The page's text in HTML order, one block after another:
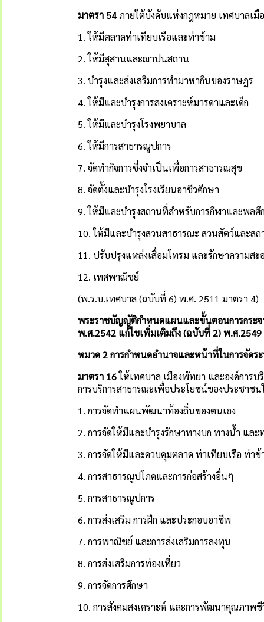
มาตรา 54ภายใต้บังคับแห่งกฎหมาย เทศบาลเมื
1. ให้มีตลาดท่าเทียบเรือและท่าข้าม
2. ให้มีสุสานและฌาปนสถาน
3. บำรุงและส่งเสริมการทำมาหากินของราษฎร
4. ให้มีและบำรุงการสงเคราะห์มารดาและเด็ก
5. ให้มีและบำรุงโรงพยาบาล
6. ให้มีการสาธารณูปการ
7. จัดทำกิจการซึ่งจำเป็นเพื่อการสาธารณสุข
8. จัดตั้งและบำรุงโรงเรียนอาชีวศึกษา
9. ให้มีและบำรุงสถานที่สำหรับการกีฬาและพล
10. ให้มีและบำรุงสวนสาธารณะ สวนสัตว์และ
11. ปรับปรุงแหล่งเสื่อมโทรม และรักษาความส
12. เทศพาณิชย์
(พ.ร.บ.เทศบาล (ฉบับที่ 6) พ.ศ. 2511 มาตรา 4)
พระราชบัญญัติกำหนดแผนและขั้นตอนการกระจ
พ.ศ.2542 แก้ไขเพิ่มเติมถึง(ฉบับที่2)พ.ศ.2549
หมวด2การกำหนดอำนาจและหน้าที่ในการจัดร
มาตรา 16ให้เทศบาล เมืองพัทยา และองค์การ
การบริการสาธารณะเพื่อประโยชน์ของประชาช
1. การจัดทำแผนพัฒนาท้องถิ่นของตนเอง
2. การจัดให้มีและบำรุงรักษาทางบก ทางน้ำ แล
3. การจัดให้มีและควบคุมตลาด ท่าเทียบเรือ ท่า
4. การสาธารณูปโภคและการก่อสร้างอื่นๆ
5. การสาธารณูปการ
6. การส่งเสริม การฝึก และประกอบอาชีพ
7. การพาณิชย์ และการส่งเสริมการลงทุน
8. การส่งเสริมการท่องเที่ยว
9. การจัดการศึกษา
10. การสังคมสงเคราะห์ และการพัฒนาคุณภาพ